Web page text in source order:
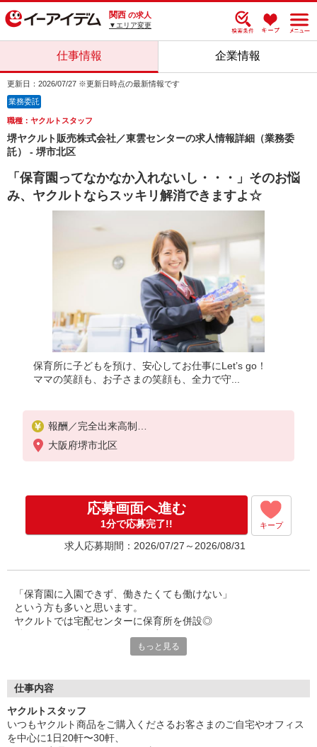
関西 の求人
▼エリア変更
仕事情報 企業情報
更新日：2026/07/27 ※更新日時点の最新情報です
業務委託
職種：ヤクルトスタッフ
堺ヤクルト販売株式会社／東雲センターの求人情報詳細（業務委
託） - 堺市北区
「保育園ってなかなか入れないし・・・」そのお悩
み、ヤクルトならスッキリ解消できますよ☆
保育所に子どもを預け、安心してお仕事にLet’s go！
ママの笑顔も、お子さまの笑顔も、全力で守...
報酬／完全出来高制
◎扶養の範囲内OK
◎扶養の範囲を超えた高収入も応相談
い合わせください！
※収入補償／月9万円（お仕事を開始月は日割計算）
※収入補償期間／4ヶ月間（お仕事開始月を含む）
収入保障期間：4か月
大阪府堺市北区
応募画面へ進む
1分で応募完了!! キープ
求人応募期間：2026/07/27～2026/08/31
「保育園に入園できず、働きたくても働けない」
という方も多いと思います。
ヤクルトでは宅配センターに保育所を併設◎
（または近くに設置しています）
家計にやさしい保育料も、嬉しいポイント♪
頑張った分がきちんと収入につながるシステムがあります。
もっと見る
仕事内容
ヤクルトスタッフ
いつもヤクルト商品をご購入くださるお客さまのご自宅やオフィス
を中心に1日20軒〜30軒、